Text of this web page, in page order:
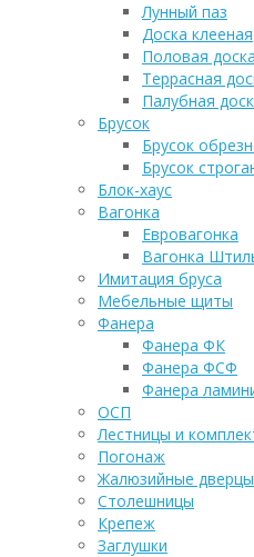
Лунный паз
Доска клееная
Половая доска
Террасная
Палубная
Брусок
Брусок
Брусок
Блок-хаус
Вагонка
Евровагонка
Вагонка
Имитация бруса
Мебельные щиты
Фанера
Фанера ФК
Фанера ФСФ
Фанера
ОСП
Лестницы и
Погонаж
Жалюзийные дверцы
Столешницы
Крепеж
Заглушки